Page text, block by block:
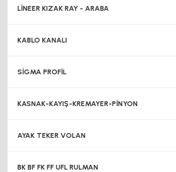
LİNEER KIZAK RAY - ARABA
KABLO KANALI
SİGMA PROFİL
KASNAK-KAYIŞ-KREMAYER-PİNYON
AYAK TEKER VOLAN
BK BF FK FF UFL RULMAN